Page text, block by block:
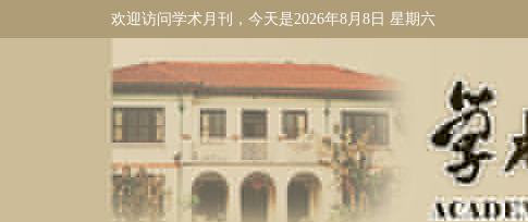
欢迎访问学术月刊，今天是2026年8月8日 星期六